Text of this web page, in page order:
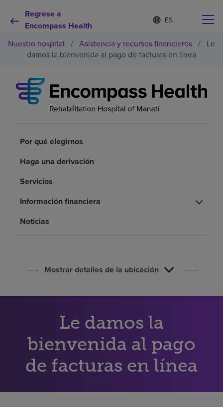
Regrese a
Encompass Health
Lista
de
contraída
d
o
m
e
c
Por qué debe elegirnos
Pacientes y cuidadores
Acerca de nosotros
Nuestro hospital / Asistencia y recursos financieros / Le
damos la bienvenida al pago de facturas en línea
Por qué elegirnos
Haga una derivación
Servicios
Información financiera
Noticias
Mostrar detalles de la ubicación
Le damos la
bienvenida al pago
de facturas en línea